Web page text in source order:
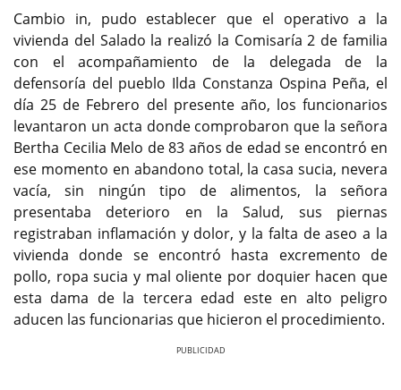
Cambio in, pudo establecer que el operativo a la
vivienda del Salado la realizó la Comisaría 2 de familia
con el acompañamiento de la delegada de la
defensoría del pueblo Ilda Constanza Ospina Peña, el
día 25 de Febrero del presente año, los funcionarios
levantaron un acta donde comprobaron que la señora
Bertha Cecilia Melo de 83 años de edad se encontró en
ese momento en abandono total, la casa sucia, nevera
vacía, sin ningún tipo de alimentos, la señora
presentaba deterioro en la Salud, sus piernas
registraban inflamación y dolor, y la falta de aseo a la
vivienda donde se encontró hasta excremento de
pollo, ropa sucia y mal oliente por doquier hacen que
esta dama de la tercera edad este en alto peligro
aducen las funcionarias que hicieron el procedimiento.